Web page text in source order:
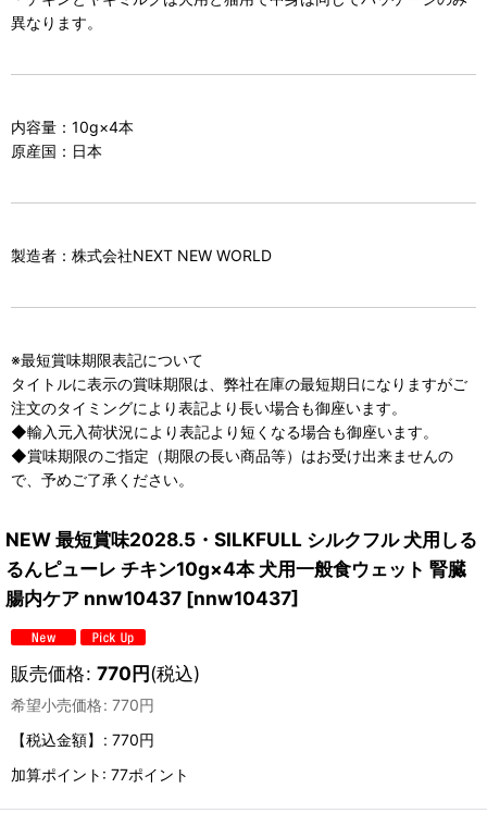
異なります。
内容量：10g×4本
原産国：日本
製造者：株式会社NEXT NEW WORLD
※最短賞味期限表記について
タイトルに表示の賞味期限は、弊社在庫の最短期日になりますがご
注文のタイミングにより表記より長い場合も御座います。
◆輸入元入荷状況により表記より短くなる場合も御座います。
◆賞味期限のご指定（期限の長い商品等）はお受け出来ませんの
で、予めご了承ください。
NEW 最短賞味2028.5・SILKFULL シルクフル 犬用しる
るんピューレ チキン10g×4本 犬用一般食ウェット 腎臓
腸内ケア nnw10437 [nnw10437]
販売価格: 770円(税込)
希望小売価格: 770円
【税込金額】
: 770円
加算ポイント: 77ポイント